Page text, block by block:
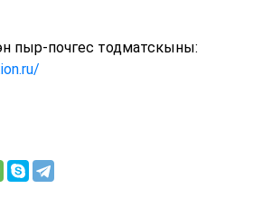
пыр-почгес тодматскыны: